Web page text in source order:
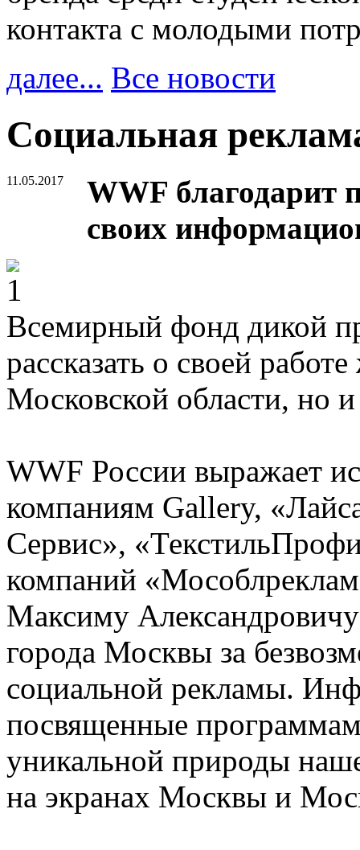
контакта с молодыми
далее... Все новости
Социальная
11.05.2017
WWF благодарит
своих
Всемирный фонд дикой
рассказать о своей
Московской области, но
WWF России выражает
компаниям Gallery,
Сервис»,
компаний
Максиму
города Москвы за
социальной рекламы.
посвященные
уникальной природы
на экранах Москвы и